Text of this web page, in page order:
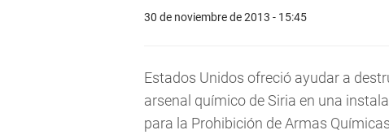
30 de noviembre de 2013 - 15:45
Estados Unidos ofreció ayudar a
arsenal químico de Siria en una
para la Prohibición de Armas